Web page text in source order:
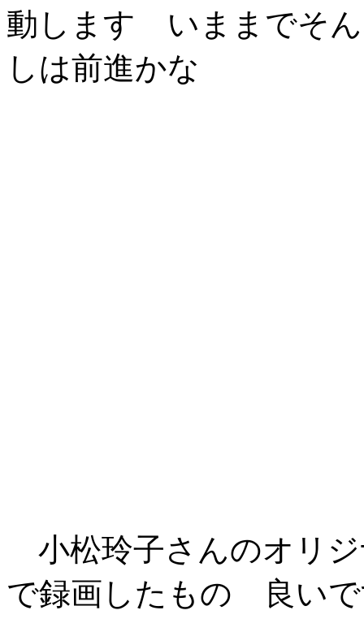
動します いままでそ
しは前進かな
小松玲子さんのオリジ
で録画したもの 良いで